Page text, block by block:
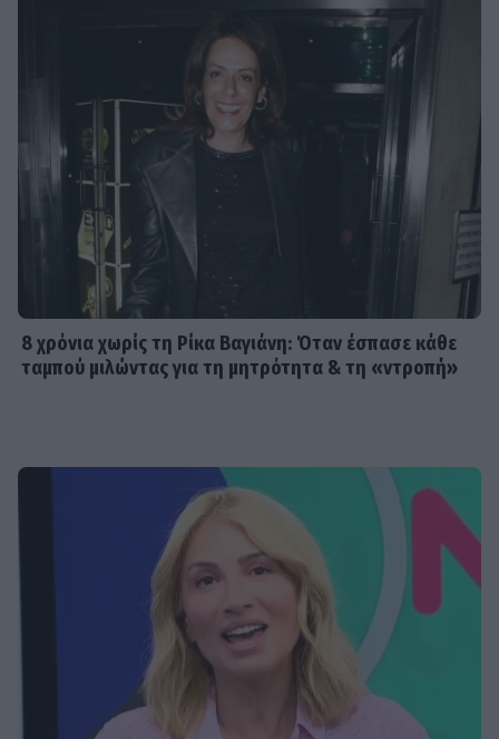
8 χρόνια χωρίς τη Ρίκα Βαγιάνη: Όταν έσπασε κάθε
ταμπού μιλώντας για τη μητρότητα & τη «ντροπή»